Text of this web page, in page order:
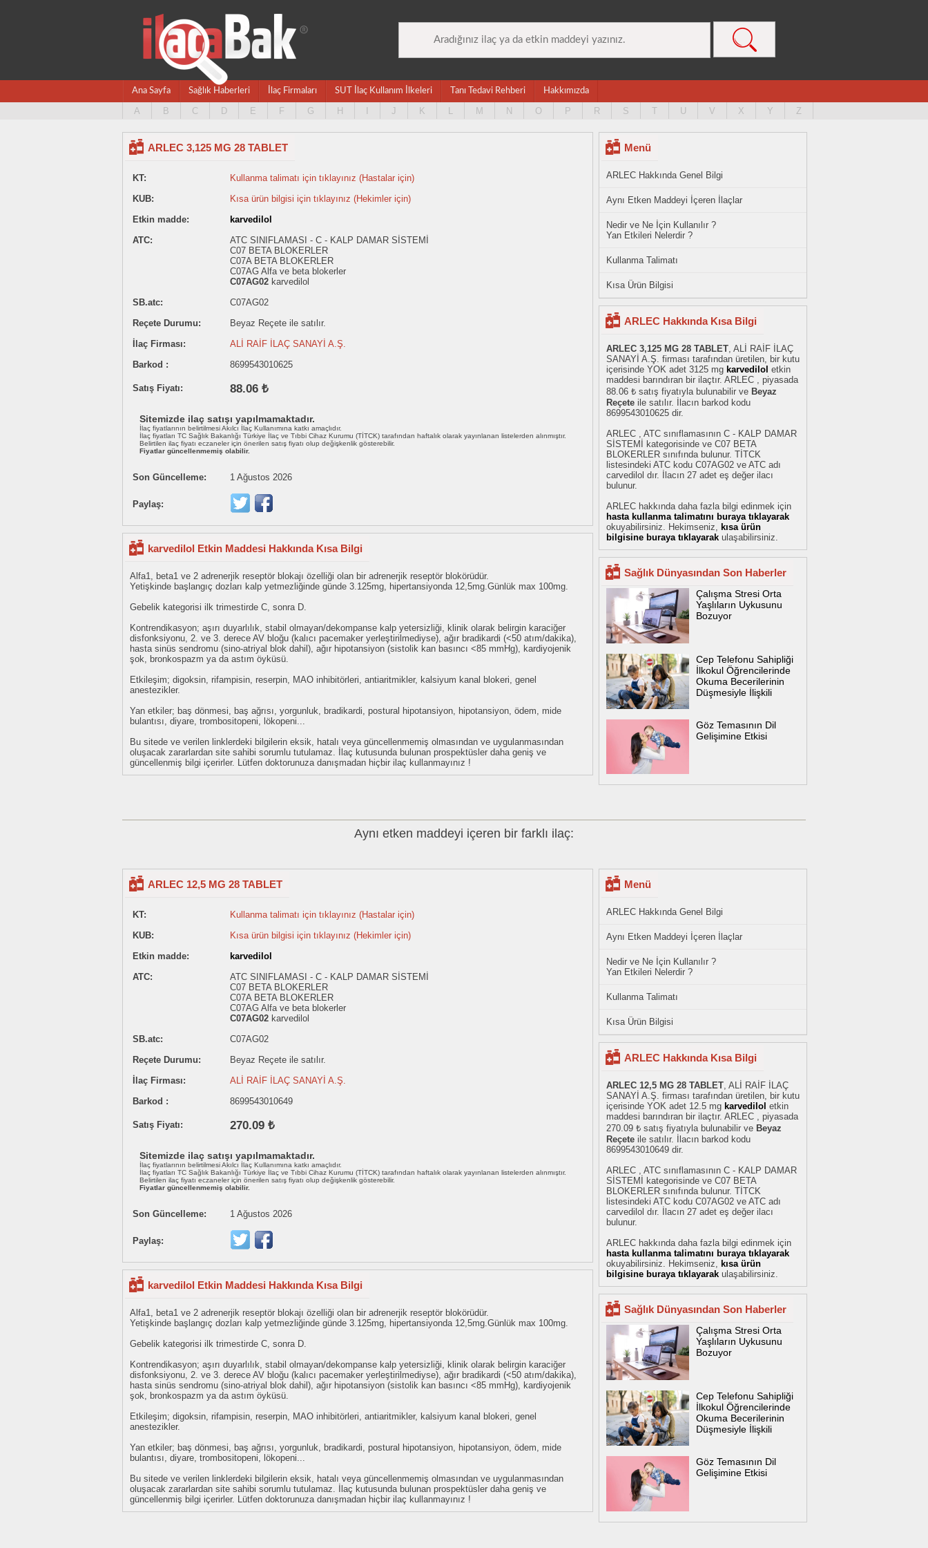
Ana Sayfa Sağlık Haberleri İlaç Firmaları SUT İlaç Kullanım İlkeleri Tanı Tedavi Rehberi Hakkımızda
A B C D E F G H J K L M N O P R S T U V X Y Z
ARLEC 3,125 MG 28 TABLET
KT:
Kullanma talimatı için tıklayınız (Hastalar için)
KUB:
Kısa ürün bilgisi için tıklayınız (Hekimler için)
Etkin madde:
karvedilol
ATC:
ATC SINIFLAMASI - C - KALP DAMAR SİSTEMİ
C07 BETA BLOKERLER
C07A BETA BLOKERLER
C07AG Alfa ve beta blokerler
C07AG02 karvedilol
SB.atc:
C07AG02
Reçete Durumu:
Beyaz Reçete ile satılır.
İlaç Firması:
ALİ RAİF İLAÇ SANAYİ A.Ş.
Barkod :
8699543010625
Satış Fiyatı: 88.06 ₺
Sitemizde ilaç satışı yapılmamaktadır.
İlaç fiyatlarının belirtilmesi Akılcı İlaç Kullanımına katkı amaçlıdır.
İlaç fiyatları TC Sağlık Bakanlığı Türkiye İlaç ve Tıbbi Cihaz Kurumu (TİTCK) tarafından haftalık olarak yayınlanan listelerden alınmıştır.
Belirtilen ilaç fiyatı eczaneler için önerilen satış fiyatı olup değişkenlik gösterebilir.
Fiyatlar güncellenmemiş olabilir.
Son Güncelleme: 1 Ağustos 2026
Paylaş:
karvedilol Etkin Maddesi Hakkında Kısa Bilgi
Alfa1, beta1 ve 2 adrenerjik reseptör blokajı özelliği olan bir adrenerjik reseptör blokörüdür.
Yetişkinde başlangıç dozları kalp yetmezliğinde günde 3.125mg, hipertansiyonda 12,5mg.Günlük max 100mg.
Gebelik kategorisi ilk trimestirde C, sonra D.
Kontrendikasyon; aşırı duyarlılık, stabil olmayan/dekompanse kalp yetersizliği, klinik olarak belirgin karaciğer
disfonksiyonu, 2. ve 3. derece AV bloğu (kalıcı pacemaker yerleştirilmediyse), ağır bradikardi (<50 atım/dakika),
hasta sinüs sendromu (sino-atriyal blok dahil), ağır hipotansiyon (sistolik kan basıncı <85 mmHg), kardiyojenik
şok, bronkospazm ya da astım öyküsü.
Etkileşim; digoksin, rifampisin, reserpin, MAO inhibitörleri, antiaritmikler, kalsiyum kanal blokeri, genel
anestezikler.
Yan etkiler; baş dönmesi, baş ağrısı, yorgunluk, bradikardi, postural hipotansiyon, hipotansiyon, ödem, mide
bulantısı, diyare, trombositopeni, lökopeni...
Bu sitede ve verilen linklerdeki bilgilerin eksik, hatalı veya güncellenmemiş olmasından ve uygulanmasından
oluşacak zararlardan site sahibi sorumlu tutulamaz. İlaç kutusunda bulunan prospektüsler daha geniş ve
güncellenmiş bilgi içerirler. Lütfen doktorunuza danışmadan hiçbir ilaç kullanmayınız !
Menü
ARLEC Hakkında Genel Bilgi
Aynı Etken Maddeyi İçeren İlaçlar
Nedir ve Ne İçin Kullanılır ?
Yan Etkileri Nelerdir ?
Kullanma Talimatı
Kısa Ürün Bilgisi
ARLEC Hakkında Kısa Bilgi
ARLEC 3,125 MG 28 TABLET, ALİ RAİF İLAÇ
SANAYİ A.Ş. firması tarafından üretilen, bir kutu
içerisinde YOK adet 3125 mg karvedilol etkin
maddesi barındıran bir ilaçtır. ARLEC , piyasada
88.06 ₺ satış fiyatıyla bulunabilir ve Beyaz
Reçete ile satılır. İlacın barkod kodu
8699543010625 dir.
ARLEC , ATC sınıflamasının C - KALP DAMAR
SİSTEMİ kategorisinde ve C07 BETA
BLOKERLER sınıfında bulunur. TİTCK
listesindeki ATC kodu C07AG02 ve ATC adı
carvedilol dır. İlacın 27 adet eş değer ilacı
bulunur.
ARLEC hakkında daha fazla bilgi edinmek için
hasta kullanma talimatını buraya tıklayarak
okuyabilirsiniz. Hekimseniz, kısa ürün
bilgisine buraya tıklayarak ulaşabilirsiniz.
Sağlık Dünyasından Son Haberler
Çalışma Stresi Orta
Yaşlıların Uykusunu
Bozuyor
Cep Telefonu Sahipliği
İlkokul Öğrencilerinde
Okuma Becerilerinin
Düşmesiyle İlişkili
Göz Temasının Dil
Gelişimine Etkisi
Aynı etken maddeyi içeren bir farklı ilaç:
ARLEC 12,5 MG 28 TABLET
KT:
Kullanma talimatı için tıklayınız (Hastalar için)
KUB:
Kısa ürün bilgisi için tıklayınız (Hekimler için)
Etkin madde:
karvedilol
ATC:
ATC SINIFLAMASI - C - KALP DAMAR SİSTEMİ
C07 BETA BLOKERLER
C07A BETA BLOKERLER
C07AG Alfa ve beta blokerler
C07AG02 karvedilol
SB.atc:
C07AG02
Reçete Durumu:
Beyaz Reçete ile satılır.
İlaç Firması:
ALİ RAİF İLAÇ SANAYİ A.Ş.
Barkod :
8699543010649
Satış Fiyatı: 270.09 ₺
Sitemizde ilaç satışı yapılmamaktadır.
İlaç fiyatlarının belirtilmesi Akılcı İlaç Kullanımına katkı amaçlıdır.
İlaç fiyatları TC Sağlık Bakanlığı Türkiye İlaç ve Tıbbi Cihaz Kurumu (TİTCK) tarafından haftalık olarak yayınlanan listelerden alınmıştır.
Belirtilen ilaç fiyatı eczaneler için önerilen satış fiyatı olup değişkenlik gösterebilir.
Fiyatlar güncellenmemiş olabilir.
Son Güncelleme: 1 Ağustos 2026
Paylaş:
karvedilol Etkin Maddesi Hakkında Kısa Bilgi
Alfa1, beta1 ve 2 adrenerjik reseptör blokajı özelliği olan bir adrenerjik reseptör blokörüdür.
Yetişkinde başlangıç dozları kalp yetmezliğinde günde 3.125mg, hipertansiyonda 12,5mg.Günlük max 100mg.
Gebelik kategorisi ilk trimestirde C, sonra D.
Kontrendikasyon; aşırı duyarlılık, stabil olmayan/dekompanse kalp yetersizliği, klinik olarak belirgin karaciğer
disfonksiyonu, 2. ve 3. derece AV bloğu (kalıcı pacemaker yerleştirilmediyse), ağır bradikardi (<50 atım/dakika),
hasta sinüs sendromu (sino-atriyal blok dahil), ağır hipotansiyon (sistolik kan basıncı <85 mmHg), kardiyojenik
şok, bronkospazm ya da astım öyküsü.
Etkileşim; digoksin, rifampisin, reserpin, MAO inhibitörleri, antiaritmikler, kalsiyum kanal blokeri, genel
anestezikler.
Yan etkiler; baş dönmesi, baş ağrısı, yorgunluk, bradikardi, postural hipotansiyon, hipotansiyon, ödem, mide
bulantısı, diyare, trombositopeni, lökopeni...
Bu sitede ve verilen linklerdeki bilgilerin eksik, hatalı veya güncellenmemiş olmasından ve uygulanmasından
oluşacak zararlardan site sahibi sorumlu tutulamaz. İlaç kutusunda bulunan prospektüsler daha geniş ve
güncellenmiş bilgi içerirler. Lütfen doktorunuza danışmadan hiçbir ilaç kullanmayınız !
Menü
ARLEC Hakkında Genel Bilgi
Aynı Etken Maddeyi İçeren İlaçlar
Nedir ve Ne İçin Kullanılır ?
Yan Etkileri Nelerdir ?
Kullanma Talimatı
Kısa Ürün Bilgisi
ARLEC Hakkında Kısa Bilgi
ARLEC 12,5 MG 28 TABLET, ALİ RAİF İLAÇ
SANAYİ A.Ş. firması tarafından üretilen, bir kutu
içerisinde YOK adet 12.5 mg karvedilol etkin
maddesi barındıran bir ilaçtır. ARLEC , piyasada
270.09 ₺ satış fiyatıyla bulunabilir ve Beyaz
Reçete ile satılır. İlacın barkod kodu
8699543010649 dir.
ARLEC , ATC sınıflamasının C - KALP DAMAR
SİSTEMİ kategorisinde ve C07 BETA
BLOKERLER sınıfında bulunur. TİTCK
listesindeki ATC kodu C07AG02 ve ATC adı
carvedilol dır. İlacın 27 adet eş değer ilacı
bulunur.
ARLEC hakkında daha fazla bilgi edinmek için
hasta kullanma talimatını buraya tıklayarak
okuyabilirsiniz. Hekimseniz, kısa ürün
bilgisine buraya tıklayarak ulaşabilirsiniz.
Sağlık Dünyasından Son Haberler
Çalışma Stresi Orta
Yaşlıların Uykusunu
Bozuyor
Cep Telefonu Sahipliği
İlkokul Öğrencilerinde
Okuma Becerilerinin
Düşmesiyle İlişkili
Göz Temasının Dil
Gelişimine Etkisi